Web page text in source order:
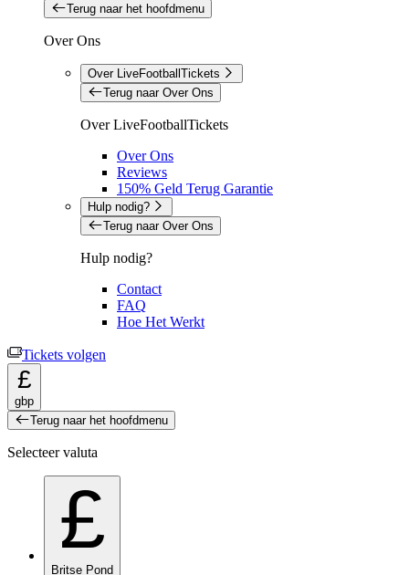
Terug naar het hoofdmenu
Over Ons
Over LiveFootballTickets
Terug naar Over Ons
Over LiveFootballTickets
Over Ons
Reviews
150% Geld Terug Garantie
Hulp nodig?
Terug naar Over Ons
Hulp nodig?
Contact
FAQ
Hoe Het Werkt
Tickets volgen
£
gbp
Terug naar het hoofdmenu
Selecteer valuta
£
Britse Pond